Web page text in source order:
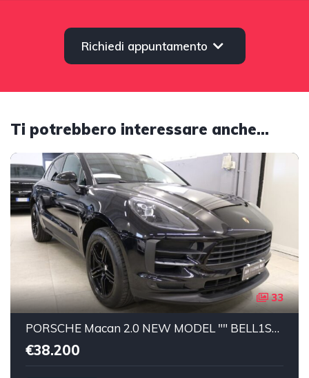
Richiedi appuntamento
Ti potrebbero interessare anche...
33
PORSCHE Macan 2.0 NEW MODEL "" BELL1SS1MA"" SERVICE "" Benzina
€38.200